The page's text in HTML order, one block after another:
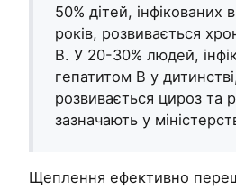
50% дітей, інфікованих
років, розвивається
В. У 20-30% людей,
гепатитом В у
розвивається цироз та
зазначають у
Щеплення ефективно